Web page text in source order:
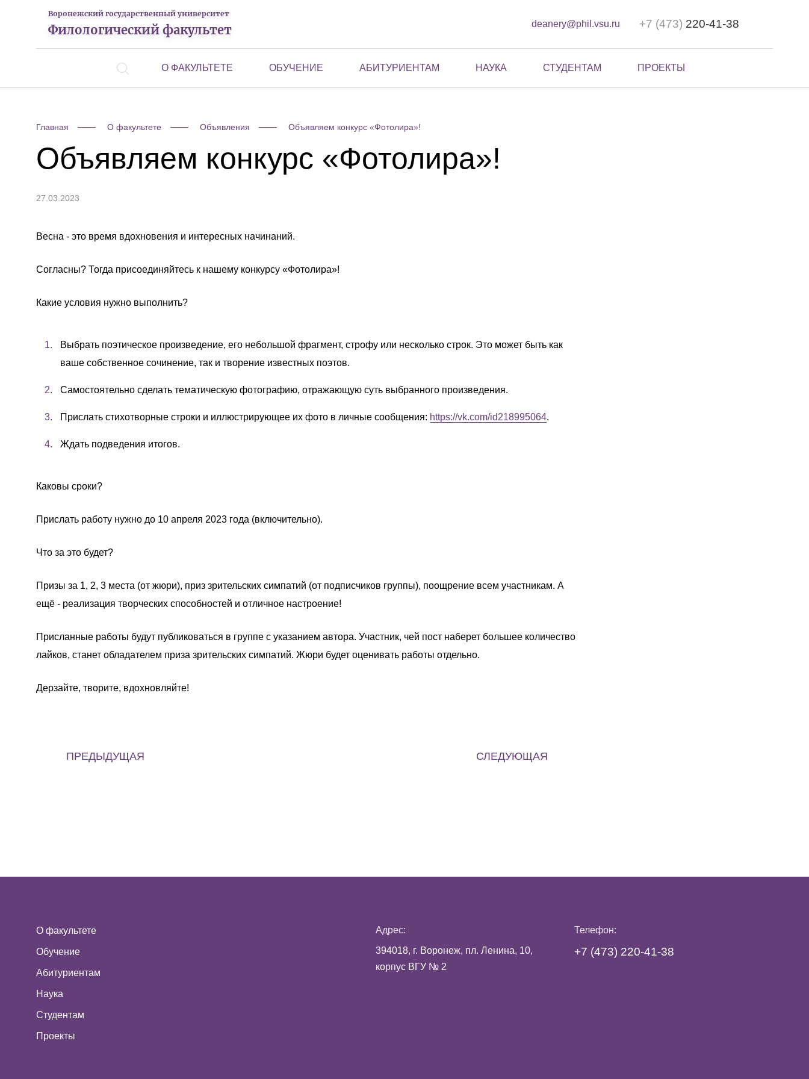
Воронежский государственный университет
Филологический факультет deanery@phil.vsu.ru +7 (473) 220-41-38
О ФАКУЛЬТЕТЕ ОБУЧЕНИЕ АБИТУРИЕНТАМ НАУКА СТУДЕНТАМ ПРОЕКТЫ
Главная О факультете Объявления Объявляем конкурс «Фотолира»!
Объявляем конкурс «Фотолира»!
27.03.2023
Весна - это время вдохновения и интересных начинаний.
Согласны? Тогда присоединяйтесь к нашему конкурсу «Фотолира»!
Какие условия нужно выполнить?
Выбрать поэтическое произведение, его небольшой фрагмент, строфу или несколько строк. Это может быть как
ваше собственное сочинение, так и творение известных поэтов.
Самостоятельно сделать тематическую фотографию, отражающую суть выбранного произведения.
Прислать стихотворные строки и иллюстрирующее их фото в личные сообщения: https://vk.com/id218995064.
Ждать подведения итогов.
Каковы сроки?
Прислать работу нужно до 10 апреля 2023 года (включительно).
Что за это будет?
Призы за 1, 2, 3 места (от жюри), приз зрительских симпатий (от подписчиков группы), поощрение всем участникам. А
ещё - реализация творческих способностей и отличное настроение!
Присланные работы будут публиковаться в группе с указанием автора. Участник, чей пост наберет большее количество
лайков, станет обладателем приза зрительских симпатий. Жюри будет оценивать работы отдельно.
Дерзайте, творите, вдохновляйте!
ПРЕДЫДУЩАЯ СЛЕДУЮЩАЯ
О факультете
Обучение
Абитуриентам
Наука
Студентам
Проекты
Адрес:
394018, г. Воронеж, пл. Ленина, 10,
корпус ВГУ № 2
Телефон:
+7 (473) 220-41-38